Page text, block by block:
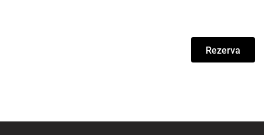
Rezerva